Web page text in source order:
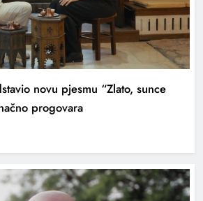
novu pjesmu “Zlato, sunce
progovara